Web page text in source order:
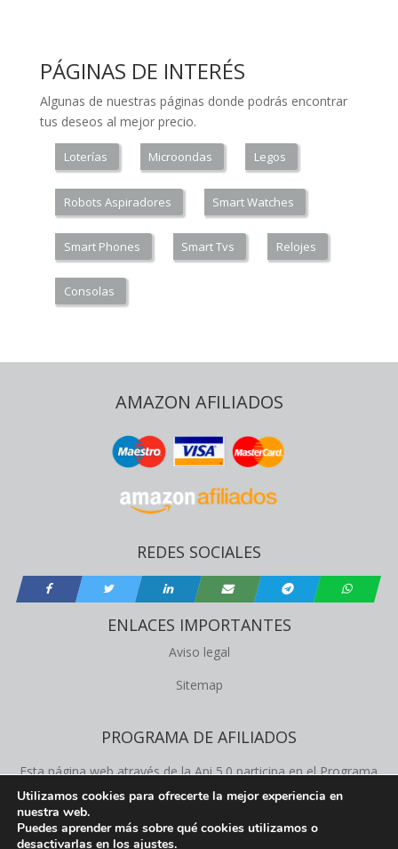
PÁGINAS DE INTERÉS
Algunas de nuestras páginas donde podrás encontrar
tus deseos al mejor precio.
Loterías Microondas Legos
Robots Aspiradores Smart Watches
Smart Phones Smart Tvs Relojes
Consolas
AMAZON AFILIADOS
REDES SOCIALES
ENLACES IMPORTANTES
Aviso legal
Sitemap
PROGRAMA DE AFILIADOS
Esta página web através de la Api 5.0 participa en el Programa
de Afiliados de Amazon Product Advertising, este programa
permite a los propietários de la web obtener comisiones de
productos que ofrecemos en esta página web.
Utilizamos cookies para ofrecerte la mejor experiencia en
nuestra web.
Puedes aprender más sobre qué cookies utilizamos o
desactivarlas en los ajustes.